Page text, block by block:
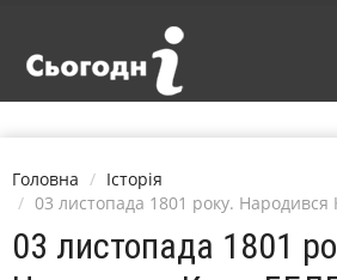
Головна
Історія
03 листопада 1801 року.
03 листопада 1801